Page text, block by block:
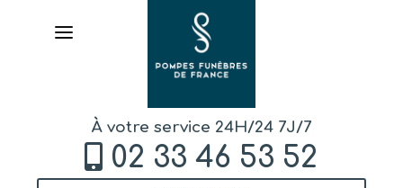
À votre service 24H/24 7J/7
02 33 46 53 52